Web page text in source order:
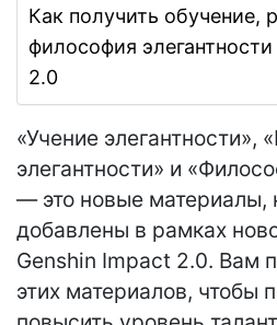
Как получить обучение,
философия
2.0
«Учение элегантности»,
элегантности» и
— это новые материалы,
добавлены в рамках
Genshin Impact 2.0. Вам
этих материалов, чтобы